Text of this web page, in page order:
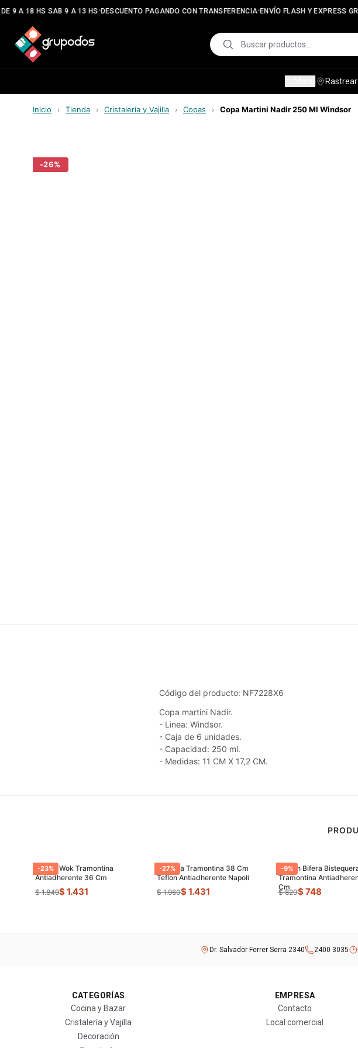
9 A 18 HS SAB 9 A 13 HS•DESCUENTO PAGANDO CON TRANSFERENCIA•ENVÍO FLASH Y EXPRESS
Inicio › Tienda › Cristalería y Vajilla › Copas › Copa Martini Nadir 250 Ml Windsor
-26%
Código del producto: NF7228X6
Copa martini Nadir.
- Linea: Windsor.
- Caja de 6 unidades.
- Capacidad: 250 ml.
- Medidas: 11 CM X 17,2 CM.
-23%
Sarten Wok Tramontina
Antiadherente 36 Cm
$ 1.849$ 1.431
-27%
Paellera Tramontina 38 Cm
Teflon Antiadherente Napoli
$ 1.960$ 1.431
-9%
Sarten Bifera
Tramontina Antiadherente
Cm
$ 820$ 748
Dr. Salvador Ferrer Serra 2340 2400 3035
CATEGORÍAS
Cocina y Bazar
Cristalería y Vajilla
Decoración
EMPRESA
Contacto
Local comercial